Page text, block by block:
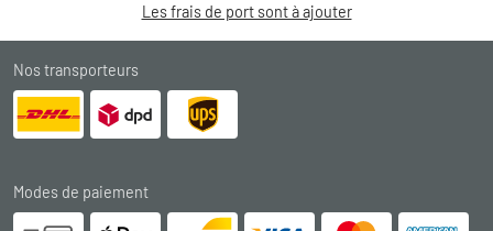
Les frais de port sont à ajouter
Nos transporteurs
Modes de paiement